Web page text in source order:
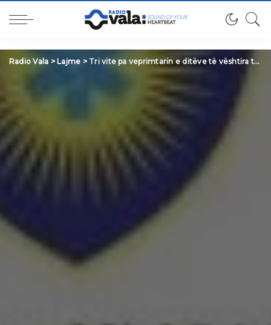
Radio Vala > Lajme > Tri vite pa veprimtarin e ditëve të vështira të çështjes kombëtare Rexhep Kuçi